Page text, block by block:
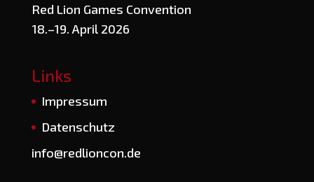
Red Lion Games Convention
18.–19. April 2026
Links
Impres­sum
Daten­schutz
info@redlioncon.de